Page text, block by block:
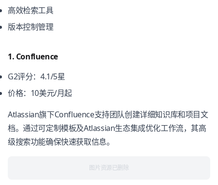
高效检索工具
版本控制管理
1. Confluence
G2评分：4.1/5星
价格：10美元/月起
Atlassian旗下Confluence支持团队创建详细知识库和项目文
档。通过可定制模板及Atlassian生态集成优化工作流，其高
级搜索功能确保快速获取信息。
图片资源已删除